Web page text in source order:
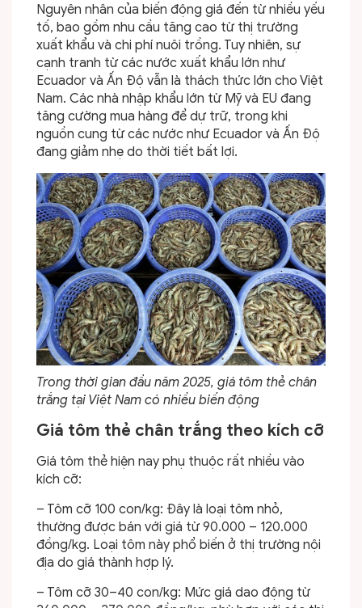
Nguyên nhân của biến động giá đến từ nhiều yếu
tố, bao gồm nhu cầu tăng cao từ thị trường
xuất khẩu và chi phí nuôi trồng. Tuy nhiên, sự
cạnh tranh từ các nước xuất khẩu lớn như
Ecuador và Ấn Độ vẫn là thách thức lớn cho Việt
Nam. Các nhà nhập khẩu lớn từ Mỹ và EU đang
tăng cường mua hàng để dự trữ, trong khi
nguồn cung từ các nước như Ecuador và Ấn Độ
đang giảm nhẹ do thời tiết bất lợi.
Trong thời gian đầu năm 2025, giá tôm thẻ chân
trắng tại Việt Nam có nhiều biến động
Giá tôm thẻ chân trắng theo kích cỡ
Giá tôm thẻ hiện nay phụ thuộc rất nhiều vào
kích cỡ:
– Tôm cỡ 100 con/kg: Đây là loại tôm nhỏ,
thường được bán với giá từ 90.000 – 120.000
đồng/kg. Loại tôm này phổ biến ở thị trường nội
địa do giá thành hợp lý.
– Tôm cỡ 30–40 con/kg: Mức giá dao động từ